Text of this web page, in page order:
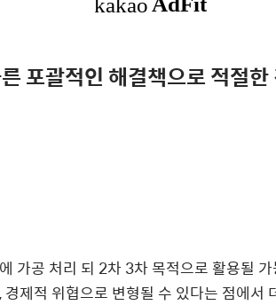
포괄적인 해결책으로 적절한
가공 처리 되 2차 3차 목적으로 활용될
제적 위협으로 변형될 수 있다는 점에서